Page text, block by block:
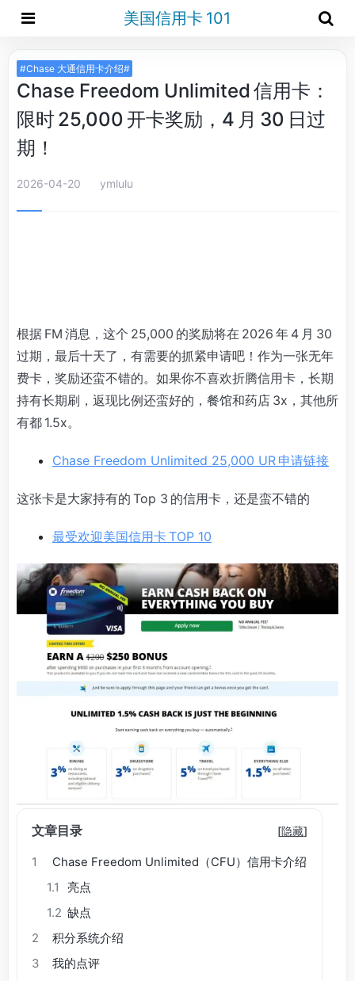
美国信用卡 101
#Chase 大通信用卡介绍#
Chase Freedom Unlimited 信用卡：
限时 25,000 开卡奖励，4 月 30 日过
期！
2026-04-20 ymlulu
根据 FM 消息，这个 25,000 的奖励将在 2026 年 4 月 30
过期，最后十天了，有需要的抓紧申请吧！作为一张无年
费卡，奖励还蛮不错的。如果你不喜欢折腾信用卡，长期
持有长期刷，返现比例还蛮好的，餐馆和药店 3x，其他所
有都 1.5x。
Chase Freedom Unlimited 25,000 UR 申请链接
这张卡是大家持有的 Top 3 的信用卡，还是蛮不错的
最受欢迎美国信用卡 TOP 10
文章目录 [隐藏]
1
Chase Freedom Unlimited（CFU）信用卡介绍
1.1
亮点
1.2 缺点
2
积分系统介绍
3
我的点评